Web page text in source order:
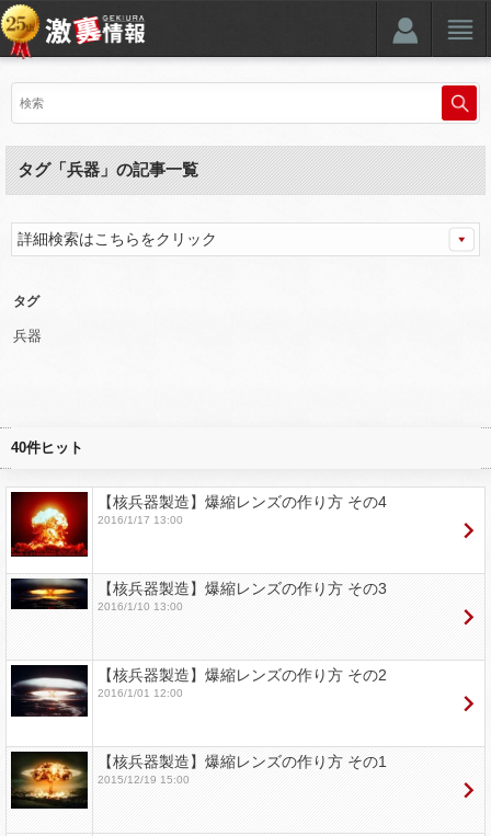
タグ「兵器」の記事一覧
詳細検索はこちらをクリック
タグ
兵器
40件ヒット
【核兵器製造】爆縮レンズの作り方 その4
2016/1/17 13:00
【核兵器製造】爆縮レンズの作り方 その3
2016/1/10 13:00
【核兵器製造】爆縮レンズの作り方 その2
2016/1/01 12:00
【核兵器製造】爆縮レンズの作り方 その1
2015/12/19 15:00